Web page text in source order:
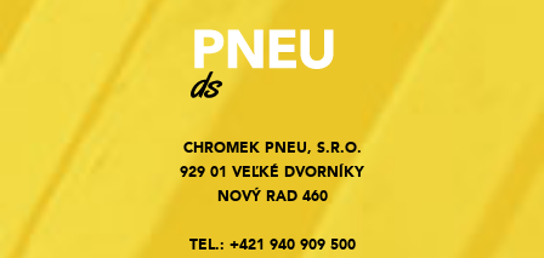
CHROMEK PNEU, S.R.O.
929 01 VEĽKÉ DVORNÍKY
NOVÝ RAD 460
TEL.: +421 940 909 500